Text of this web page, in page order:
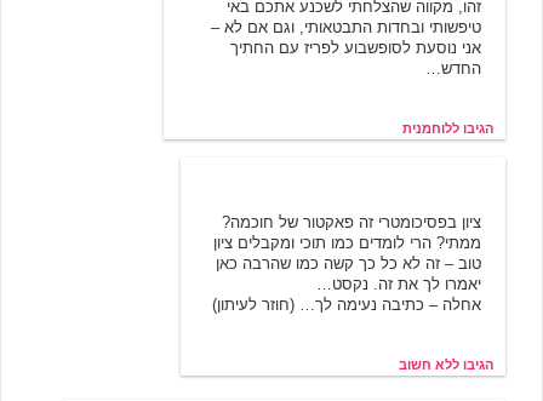
זהו, מקווה שהצלחתי לשכנע אתכם באי
טיפשותי ובחדות התבטאותי, וגם אם לא –
אני נוסעת לסופשבוע לפריז עם החתיך
החדש…
הגיבו ללוחמנית
ציון בפסיכומטרי זה פאקטור של חוכמה?
ממתי? הרי לומדים כמו תוכי ומקבלים ציון
טוב – זה לא כל כך קשה כמו שהרבה כאן
יאמרו לך את זה. נקסט…
אחלה – כתיבה נעימה לך… (חוזר לעיתון)
הגיבו ללא חשוב